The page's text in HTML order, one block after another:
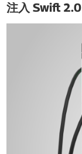
注入 Swift 2.0